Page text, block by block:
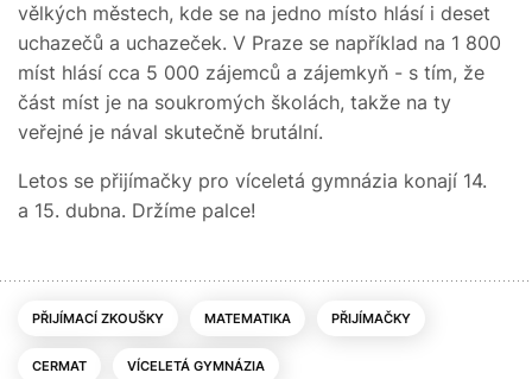
vělkých městech, kde se na jedno místo hlásí i deset
uchazečů a uchazeček. V Praze se například na 1 800
míst hlásí cca 5 000 zájemců a zájemkyň - s tím, že
část míst je na soukromých školách, takže na ty
veřejné je nával skutečně brutální.
Letos se přijímačky pro víceletá gymnázia konají 14.
a 15. dubna. Držíme palce!
PŘIJÍMACÍ ZKOUŠKY MATEMATIKA PŘIJÍMAČKY
CERMAT VÍCELETÁ GYMNÁZIA